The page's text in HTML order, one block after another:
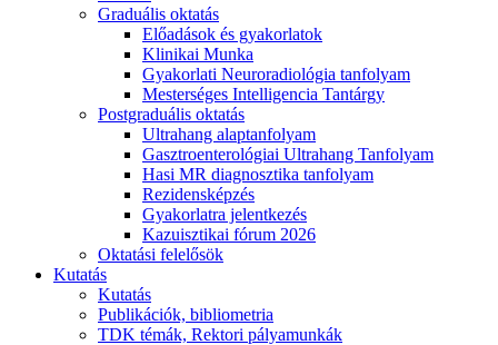
Graduális oktatás
Előadások és gyakorlatok
Klinikai Munka
Gyakorlati Neuroradiológia tanfolyam
Mesterséges Intelligencia Tantárgy
Postgraduális oktatás
Ultrahang alaptanfolyam
Gasztroenterológiai Ultrahang Tanfolyam
Hasi MR diagnosztika tanfolyam
Rezidensképzés
Gyakorlatra jelentkezés
Kazuisztikai fórum 2026
Oktatási felelősök
Kutatás
Kutatás
Publikációk, bibliometria
TDK témák, Rektori pályamunkák